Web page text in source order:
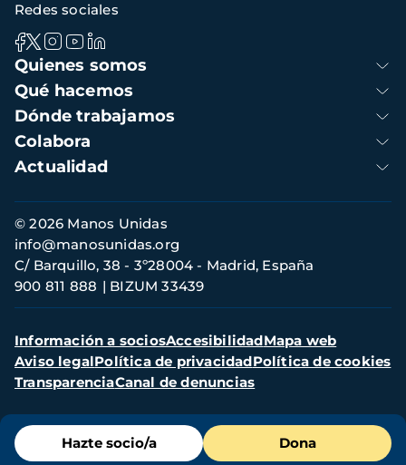
Menú
de
Hazte socio/a Dona
Navegación
principal
Quienes somos
Qué hacemos
Dónde trabajamos
Colabora
Actualidad
Redes sociales
Información
de
contacto
© 2026 Manos Unidas
C/ Barquillo, 38 - 3º28004 - Madrid, España
900 811 888
BIZUM 33439
info@manosunidas.org
Menú
secundario
Información a sociosAccesibilidadMapa web
Aviso legalPolítica de privacidadPolítica de cookies
TransparenciaCanal de denuncias